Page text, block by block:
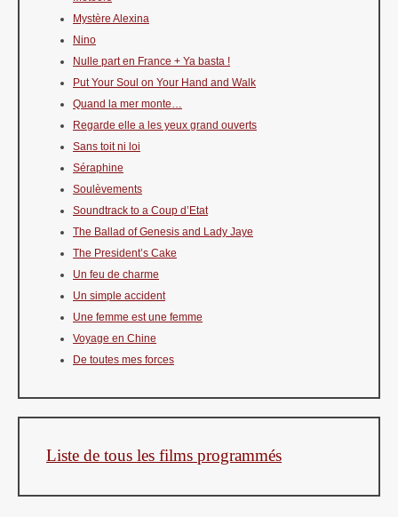
Mystère Alexina
Nino
Nulle part en France + Ya basta !
Put Your Soul on Your Hand and Walk
Quand la mer monte…
Regarde elle a les yeux grand ouverts
Sans toit ni loi
Séraphine
Soulèvements
Soundtrack to a Coup d’Etat
The Ballad of Genesis and Lady Jaye
The President’s Cake
Un feu de charme
Un simple accident
Une femme est une femme
Voyage en Chine
De toutes mes forces
Liste de tous les films programmés